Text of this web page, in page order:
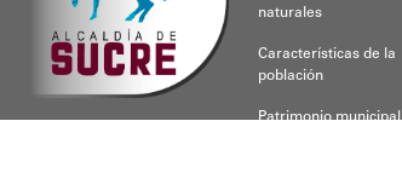
naturales
Características de la
población
Patrimonio municipal